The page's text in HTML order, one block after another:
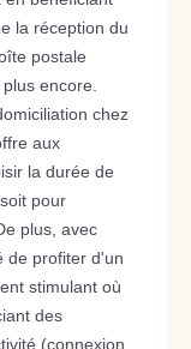
la réception du
postale
encore.
chez
aux
la durée de
pour
plus, avec
de profiter d'un
stimulant où
des
(connexion